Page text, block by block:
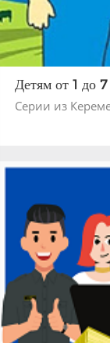
Детям от 1 до 7
Серии из